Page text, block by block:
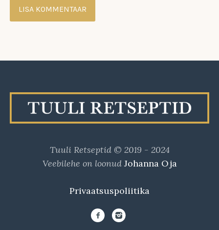
Tuuli Retseptid © 2019 - 2024
Veebilehe on loonud Johanna Oja
Privaatsuspoliitika